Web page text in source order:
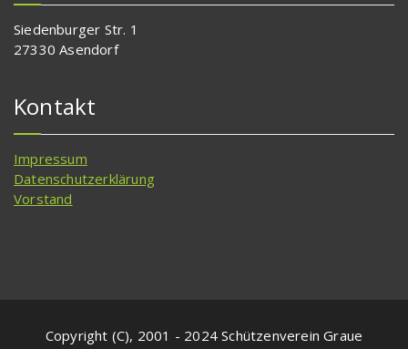
Siedenburger Str. 1
27330 Asendorf
Kontakt
Impressum
Datenschutzerklärung
Vorstand
Copyright (C), 2001 - 2024 Schützenverein Graue